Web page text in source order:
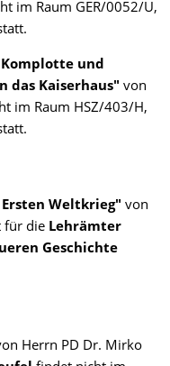
im Raum GER/0052/U,
und
das Kaiserhaus" von
im Raum HSZ/403/H,
Weltkrieg" von
für die Lehrämter
Geschichte
Herrn PD Dr. Mirko